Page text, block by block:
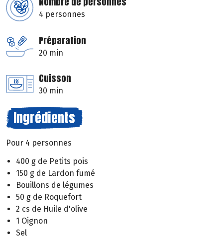
4 personnes
Préparation
20 min
Cuisson
30 min
Ingrédients
Pour 4 personnes
400 g de Petits pois
150 g de Lardon fumé
Bouillons de légumes
50 g de Roquefort
2 cs de Huile d'olive
1 Oignon
Sel